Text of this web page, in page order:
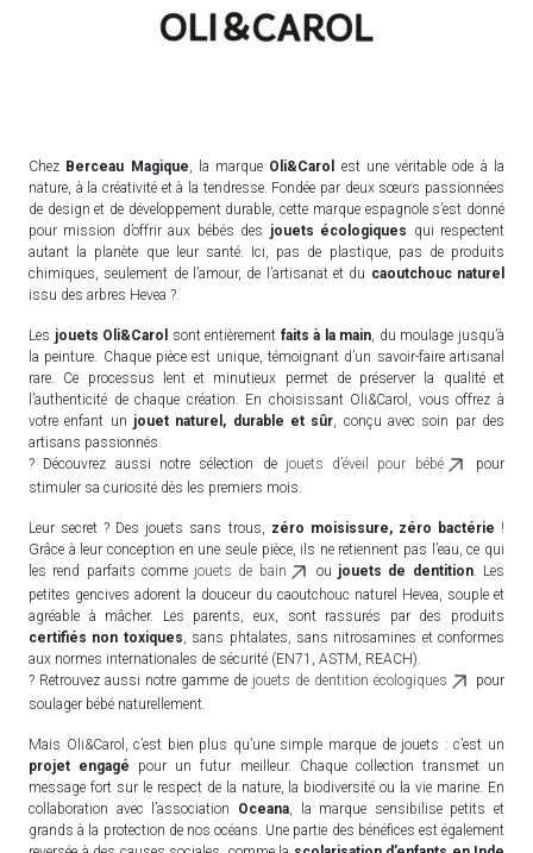
Chez Berceau Magique , la marque Oli&Carol
est une véritable ode à la
nature, à la créativité et à la tendresse. Fondée par deux sœurs passionnées
de design et de développement durable, cette marque espagnole s’est donné
pour mission d’offrir aux bébés des jouets écologiques qui respectent
autant la planète que leur santé. Ici, pas de plastique, pas de produits
chimiques, seulement de l’amour, de l’artisanat et du caoutchouc naturel
issu des arbres Hevea ?.
Les jouets Oli&Carol sont entièrement faits à la main , du moulage jusqu’à
la peinture. Chaque pièce est unique, témoignant d’un savoir-faire artisanal
rare. Ce processus lent et minutieux permet de préserver la qualité et
l’authenticité de chaque création. En choisissant Oli&Carol, vous offrez à
votre enfant un jouet naturel, durable et sûr , conçu avec soin par des
artisans passionnés.
? Découvrez aussi notre sélection de jouets d’éveil pour bébé
pour
stimuler sa curiosité dès les premiers mois.
Leur secret ? Des jouets sans trous, zéro moisissure, zéro bactérie !
Grâce à leur conception en une seule pièce, ils ne retiennent pas l’eau, ce qui
les rend parfaits comme jouets de bain ou jouets de dentition. Les
petites gencives adorent la douceur du caoutchouc naturel Hevea, souple et
agréable à mâcher. Les parents, eux, sont rassurés par des produits
certifiés non toxiques , sans phtalates, sans nitrosamines et conformes
aux normes internationales de sécurité (EN71, ASTM, REACH).
? Retrouvez aussi notre gamme de jouets de dentition écologiques
pour
soulager bébé naturellement.
Mais Oli&Carol, c’est bien plus qu’une simple marque de jouets : c’est un
projet engagé pour un futur meilleur. Chaque collection transmet un
message fort sur le respect de la nature, la biodiversité ou la vie marine. En
collaboration avec l’association Oceana, la marque sensibilise petits et
grands à la protection de nos océans. Une partie des bénéfices est également